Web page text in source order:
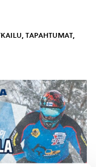
, TAPAHTUMAT,